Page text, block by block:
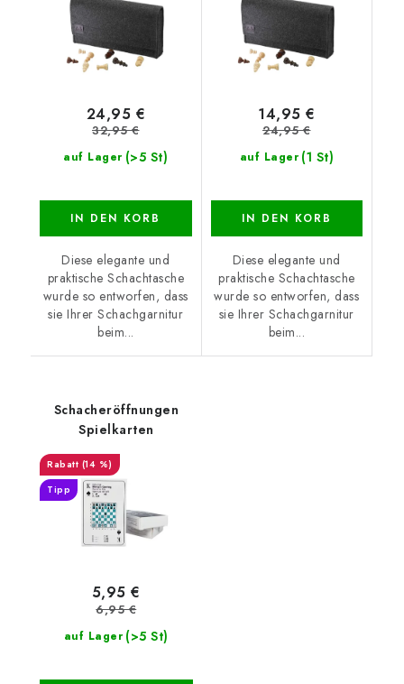
auf Lager (>5 St)
24,95 €
32,95 €
IN DEN KORB
Diese elegante und
praktische Schachtasche
wurde so entworfen, dass
sie Ihrer Schachgarnitur
beim...
auf Lager (1 St)
14,95 €
24,95 €
IN DEN KORB
Diese elegante und
praktische Schachtasche
wurde so entworfen, dass
sie Ihrer Schachgarnitur
beim...
Schacheröffnungen
Spielkarten
(14 %)
Tipp
auf Lager (>5 St)
5,95 €
6,95 €